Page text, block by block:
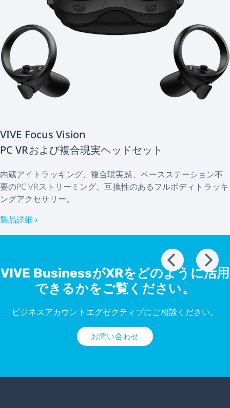
VIVE Focus Vision
PC VRおよび複合現実ヘッドセット
内蔵アイトラッキング、複合現実感、ベースステーション不
要のPC VRストリーミング、互換性のあるフルボディトラッキ
ングアクセサリー。
製品詳細 ›
VIVE BusinessがXRをどのように活用
できるかをご覧ください。
ビジネスアカウントエグゼクティブにご相談ください。
お問い合わせ